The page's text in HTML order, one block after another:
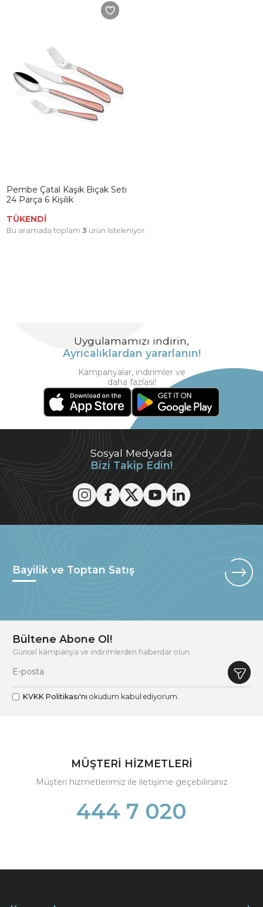
Pembe Çatal Kaşık Bıçak Seti
24 Parça 6 Kişilik
TÜKENDİ
Bu aramada toplam 3 ürün listeleniyor.
Sosyal Medyada
Bizi Takip Edin!
Uygulamamızı indirin,
Ayrıcalıklardan yararlanın!
Kampanyalar, indirimler ve
daha fazlası!
Bayilik ve Toptan Satış
Bültene Abone Ol!
Güncel kampanya ve indirimlerden haberdar olun.
KVKK Politikası'nı okudum kabul ediyorum.
MÜŞTERİ HİZMETLERİ
Müşteri hizmetlerimiz ile iletişime geçebilirsiniz
444 7 020